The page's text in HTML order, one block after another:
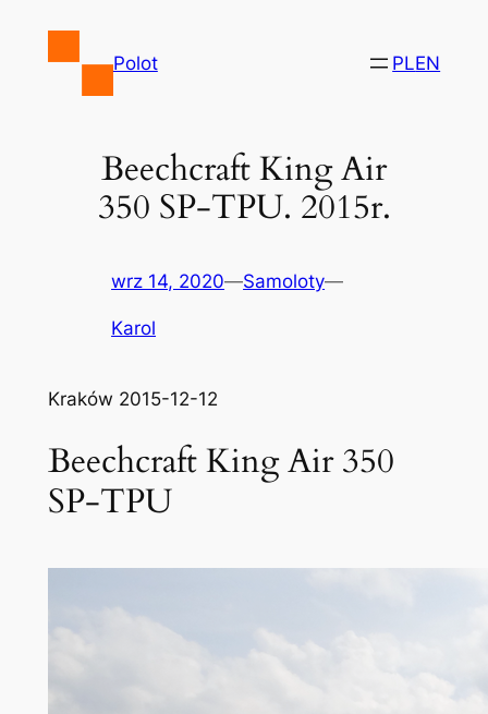
Polot PLEN
Beechcraft King Air
350 SP-TPU. 2015r.
wrz 14, 2020—Samoloty—
Karol
Kraków 2015-12-12
Beechcraft King Air 350
SP-TPU